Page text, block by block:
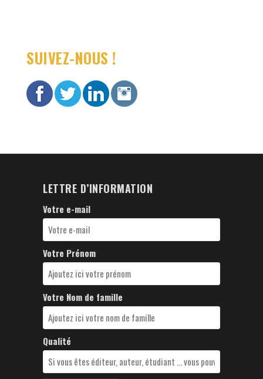
SUIVEZ-NOUS !
LETTRE D’INFORMATION
Votre e-mail
Votre Prénom
Votre Nom de famille
Qualité